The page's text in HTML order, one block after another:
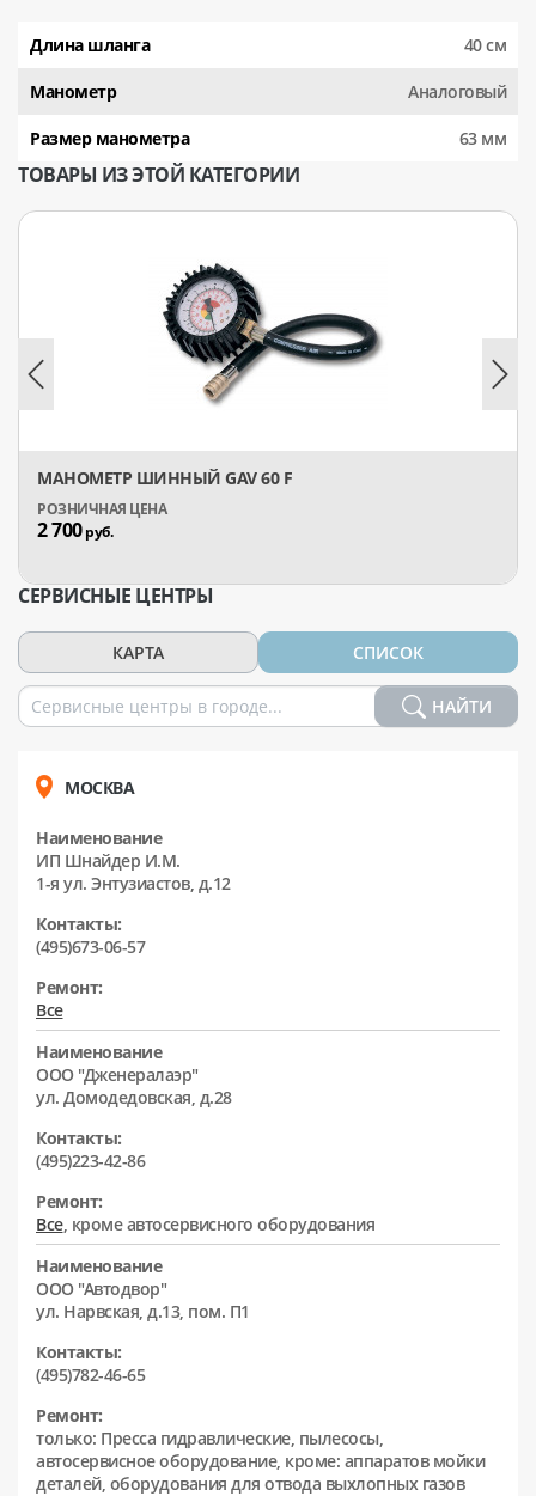
Длина шланга 40 см
Манометр Аналоговый
Размер манометра 63 мм
ТОВАРЫ ИЗ ЭТОЙ КАТЕГОРИИ
МАНОМЕТР ШИННЫЙ GAV 60 F
2 700руб.
СЕРВИСНЫЕ ЦЕНТРЫ
КАРТА СПИСОК
НАЙТИ
МОСКВА
Наименование
ИП Шнайдер И.М.
1-я ул. Энтузиастов, д.12
Контакты:
(495)673-06-57
Ремонт:
Все
Наименование
ООО "Дженералаэр"
ул. Домодедовская, д.28
Контакты:
(495)223-42-86
Ремонт:
Все, кроме автосервисного оборудования
Наименование
ООО "Автодвор"
ул. Нарвская, д.13, пом. П1
Контакты:
(495)782-46-65
Ремонт:
только: Пресса гидравлические, пылесосы,
автосервисное оборудование, кроме: аппаратов мойки
деталей, оборудования для отвода выхлопных газов